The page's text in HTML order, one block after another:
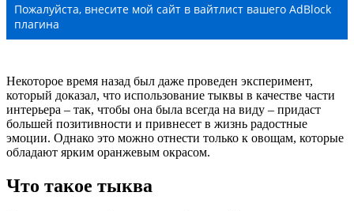
Пожалуйста, внесите мой сайт в вайтлист вашего AdBlock
плагина
Некоторое время назад был даже проведен эксперимент,
который доказал, что использование тыквы в качестве части
интерьера – так, чтобы она была всегда на виду – придаст
большей позитивности и привнесет в жизнь радостные
эмоции. Однако это можно отнести только к овощам, которые
обладают ярким оранжевым окрасом.
Что такое тыква